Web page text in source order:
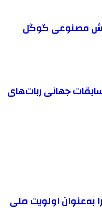
مصنوعی گوگل
جهانی ربات‌های
به‌عنوان اولویت ملی